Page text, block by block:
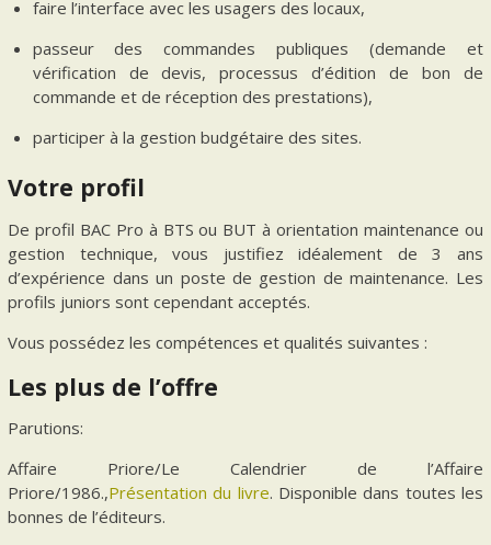
faire l’interface avec les usagers des locaux,
passeur des commandes publiques (demande et
vérification de devis, processus d’édition de bon de
commande et de réception des prestations),
participer à la gestion budgétaire des sites.
Votre profil
De profil BAC Pro à BTS ou BUT à orientation maintenance ou
gestion technique, vous justifiez idéalement de 3 ans
d’expérience dans un poste de gestion de maintenance. Les
profils juniors sont cependant acceptés.
Vous possédez les compétences et qualités suivantes :
Les plus de l’offre
Parutions:
Affaire Priore/Le Calendrier de l’Affaire
Priore/1986.,Présentation du livre. Disponible dans toutes les
bonnes de l’éditeurs.